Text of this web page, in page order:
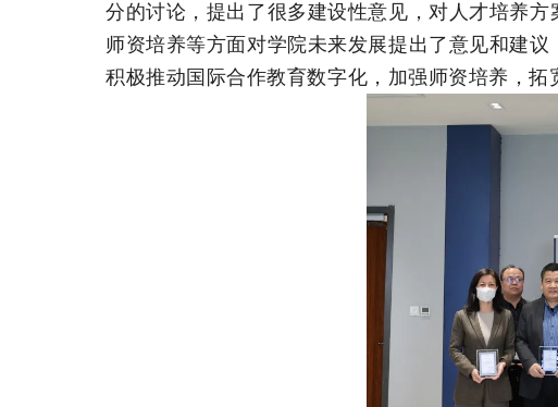
分的讨论，提出了很多建设性意见，对人才培养
师资培养等方面对学院未来发展提出了意见和建
积极推动国际合作教育数字化，加强师资培养，拓